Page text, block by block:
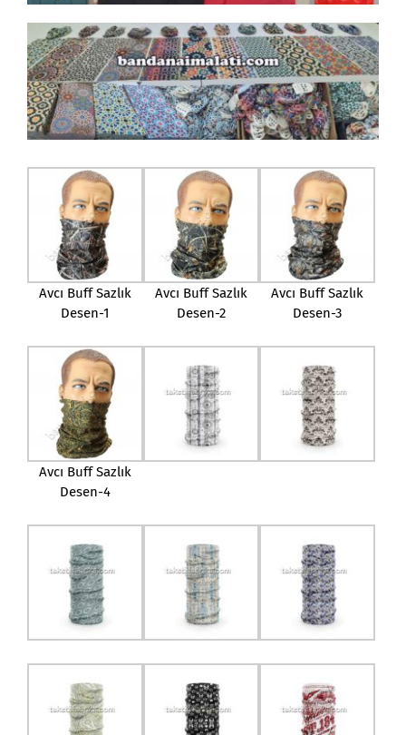
Avcı Buff Sazlık
Desen-1
Avcı Buff Sazlık
Desen-2
Avcı Buff Sazlık
Desen-3
Avcı Buff Sazlık
Desen-4